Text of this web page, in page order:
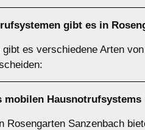
gibt es in
es verschiedene Arten
mobilen Hausnotrufsystems
Rosengarten Sanzenbach